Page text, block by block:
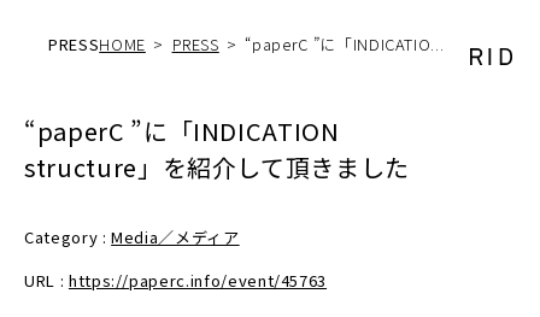
PRESSHOME PRESS “paperC ”に「INDICATIO...
“paperC ”に「INDICATION
structure」を紹介して頂きました
Category :Media／メディア
URL : https://paperc.info/event/45763